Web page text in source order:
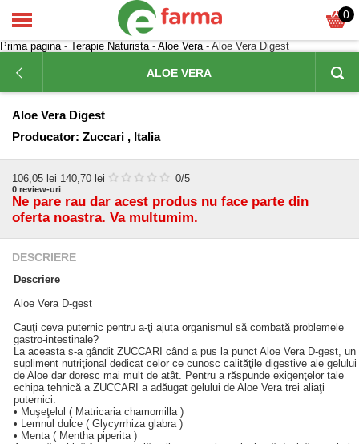
0
Prima pagina- Terapie Naturista- Aloe Vera- Aloe Vera Digest
ALOE VERA
Aloe Vera Digest
Producator: Zuccari , Italia
106,05 lei 140,70 lei 0/5
0 review-uri
Ne pare rau dar acest produs nu face parte din
oferta noastra. Va multumim.
DESCRIERE
Descriere
Aloe Vera D-gest
Cauţi ceva puternic pentru a-ţi ajuta organismul să combată problemele
gastro-intestinale?
La aceasta s-a gândit ZUCCARI când a pus la punct Aloe Vera D-gest, un
supliment nutriţional dedicat celor ce cunosc calităţile digestive ale gelului
de Aloe dar doresc mai mult de atât. Pentru a răspunde exigenţelor tale
echipa tehnică a ZUCCARI a adăugat gelului de Aloe Vera trei aliaţi
puternici:
• Muşeţelul ( Matricaria chamomilla )
• Lemnul dulce ( Glycyrrhiza glabra )
• Menta ( Mentha piperita )